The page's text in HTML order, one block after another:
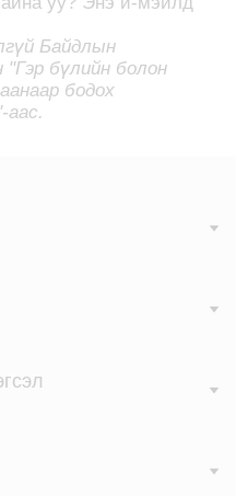
Байдлын
"Гэр бүлийн болон
бодох
аас.